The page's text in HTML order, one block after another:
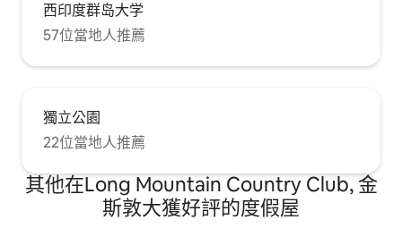
西印度群岛大学
57位當地人推薦
獨立公園
22位當地人推薦
其他在Long Mountain Country Club, 金
斯敦大獲好評的度假屋